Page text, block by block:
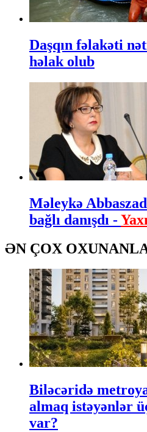
Daşqın fəlakəti
həlak olub
Məleykə
bağlı danışdı -
ƏN ÇOX
Biləcəridə
almaq istəyənlər
var?